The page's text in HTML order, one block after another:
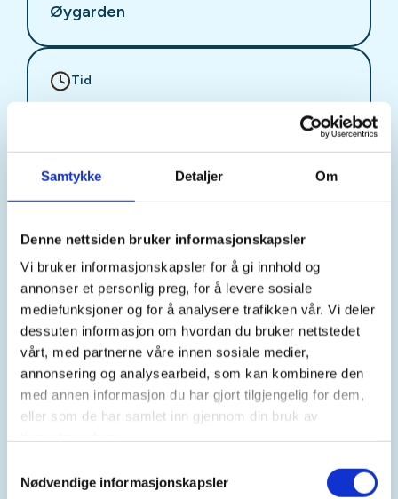
Samtykke Detaljer Om
Denne nettsiden bruker informasjonskapsler
Vi bruker informasjonskapsler for å gi innhold og
annonser et personlig preg, for å levere sosiale
mediefunksjoner og for å analysere trafikken vår. Vi deler
dessuten informasjon om hvordan du bruker nettstedet
vårt, med partnerne våre innen sosiale medier,
annonsering og analysearbeid, som kan kombinere den
med annen informasjon du har gjort tilgjengelig for dem,
eller som de har samlet inn gjennom din bruk av
Nødvendige informasjonskapsler
Øygarden
Tid
DNT Øygarden
Kontaktperson
Halvard Vorland
https://40855947
halvard.vorland@gmail.com
Oppmøte: Kleppe grendahus, turen tar ca 4,5 timer
Dato:15.09.2026